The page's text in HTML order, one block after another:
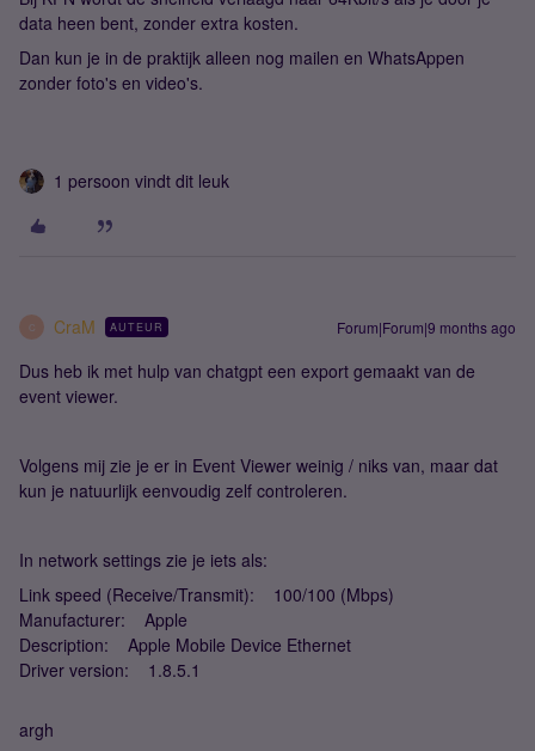
data heen bent, zonder extra kosten.
Dan kun je in de praktijk alleen nog mailen en WhatsAppen
zonder foto's en video's.
1 persoon vindt dit leuk
CraM AUTEUR Forum|Forum|9 months ago
Dus heb ik met hulp van chatgpt een export gemaakt van de
event viewer.
Volgens mij zie je er in Event Viewer weinig / niks van, maar dat
kun je natuurlijk eenvoudig zelf controleren.
In network settings zie je iets als:
Link speed (Receive/Transmit): 100/100 (Mbps)
Manufacturer: Apple
Description: Apple Mobile Device Ethernet
Driver version: 1.8.5.1
argh